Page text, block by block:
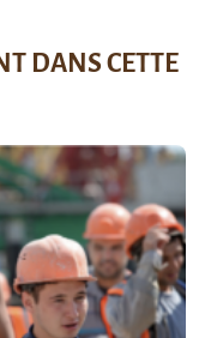
DANS CETTE